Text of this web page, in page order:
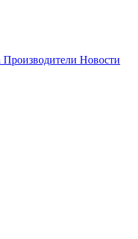
Производители Новости